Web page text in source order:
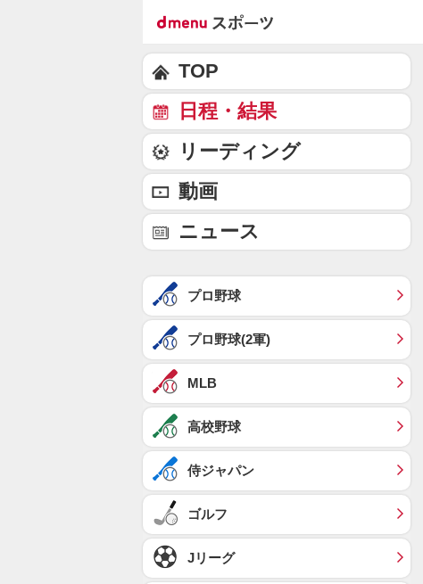
TOP
日程・結果
リーディング
動画
ニュース
プロ野球
プロ野球(2軍)
MLB
高校野球
侍ジャパン
ゴルフ
Jリーグ